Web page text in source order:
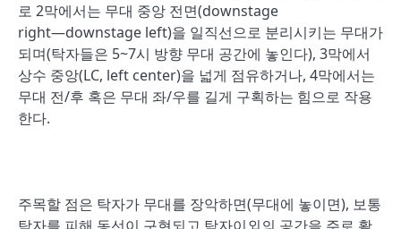
로 2막에서는 무대 중앙 전면(downstage
right―downstage left)을 일직선으로 분리시키는 무대가
되며(탁자들은 5~7시 방향 무대 공간에 놓인다), 3막에서
상수 중앙(LC, left center)을 넓게 점유하거나, 4막에서는
무대 전/후 혹은 무대 좌/우를 길게 구획하는 힘으로 작용
한다.
주목할 점은 탁자가 무대를 장악하면(무대에 놓이면), 보통